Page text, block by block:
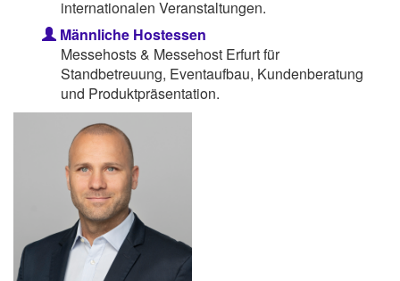
internationalen Veranstaltungen.
Männliche Hostessen
Messehosts & Messehost Erfurt für
Standbetreuung, Eventaufbau, Kundenberatung
und Produktpräsentation.